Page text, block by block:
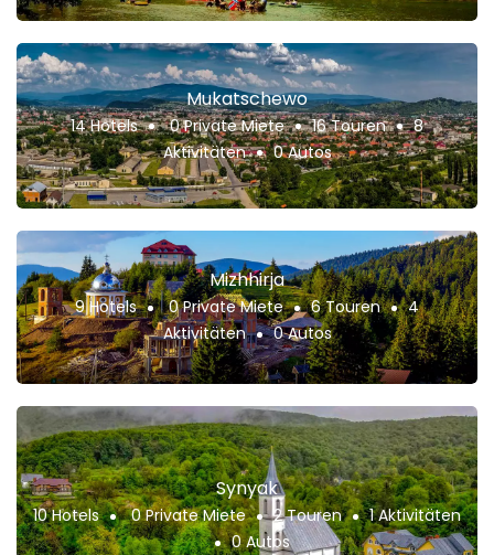
Mukatschewo
14 Hotels 0 Private Miete 16 Touren
8
Aktivitäten
0 Autos
Mizhhirja
9 Hotels 0 Private Miete 6 Touren
4
Aktivitäten
0 Autos
Synyak
10 Hotels 0 Private Miete 2 Touren
1 Aktivitäten
0 Autos